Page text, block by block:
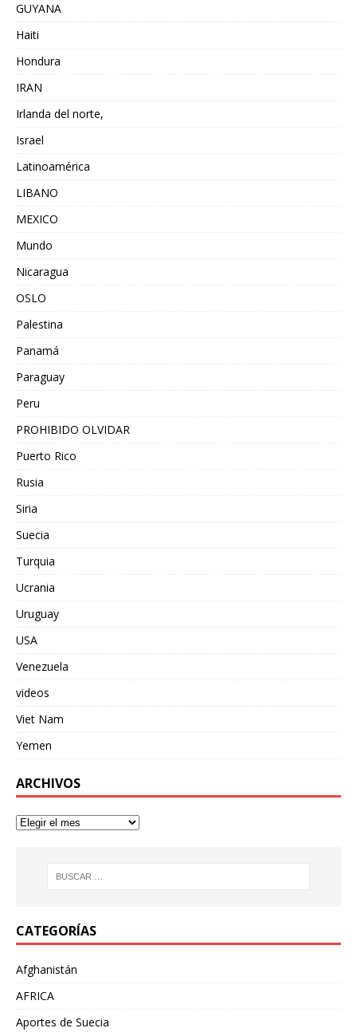
GUYANA
Haiti
Hondura
IRAN
Irlanda del norte,
Israel
Latinoamérica
LIBANO
MEXICO
Mundo
Nicaragua
OSLO
Palestina
Panamá
Paraguay
Peru
PROHIBIDO OLVIDAR
Puerto Rico
Rusia
Siria
Suecia
Turquia
Ucrania
Uruguay
USA
Venezuela
videos
Viet Nam
Yemen
ARCHIVOS
CATEGORÍAS
Afghanistán
AFRICA
Aportes de Suecia